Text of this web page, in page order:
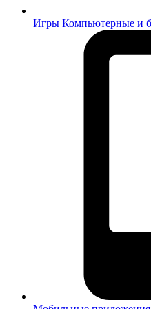
Игры Компьютерные и